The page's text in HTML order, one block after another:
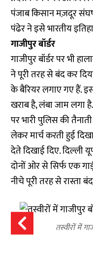
पंजाब किसान मज़दूर
पंढेर ने इसे भारतीय
गाजीपुर बॉर्डर
गाजीपुर बॉर्डर पर भी
ने पूरी तरह से बंद कर
के बैरियर लगाए गए हैं.
खराब है, लंबा जाम लगा है.
पर भारी पुलिस की
लेकर मार्च करती हुई
देते दिखाई दिए. दिल्ली
दोनों ओर से सिर्फ एक
नीचे पूरी तरह से रास्ता
तस्वीरों में